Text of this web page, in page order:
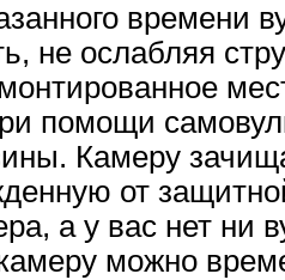
времени
не ослабляя
помощи
Камеру
от
а у вас нет ни
можно